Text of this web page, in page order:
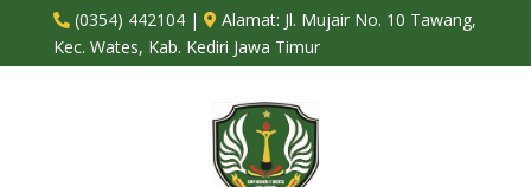
 (0354) 442104|  Alamat: Jl. Mujair No. 10 Tawang,
Kec. Wates, Kab. Kediri Jawa Timur